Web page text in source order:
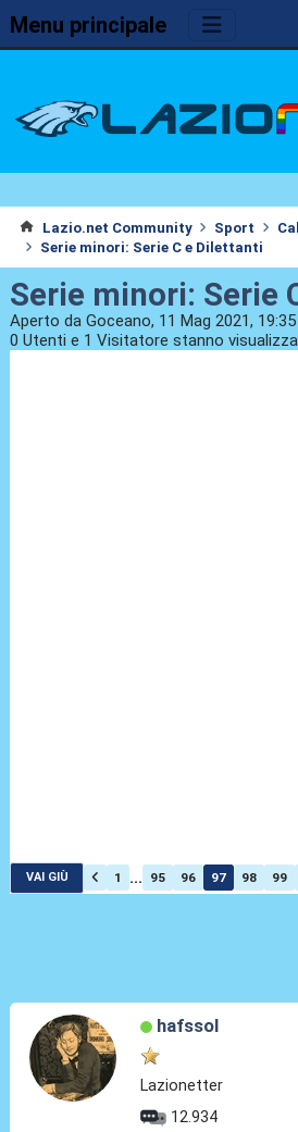
Menu principale
Lazio.net Community Sport
Serie minori: Serie C e Dilettanti
Serie minori: Serie
Aperto da Goceano, 11 Mag 2021, 19:35
0 Utenti e 1 Visitatore stanno
VAI GIÙ 1 ... 95 96 97 98 99
hafssol
Lazionetter
12.934